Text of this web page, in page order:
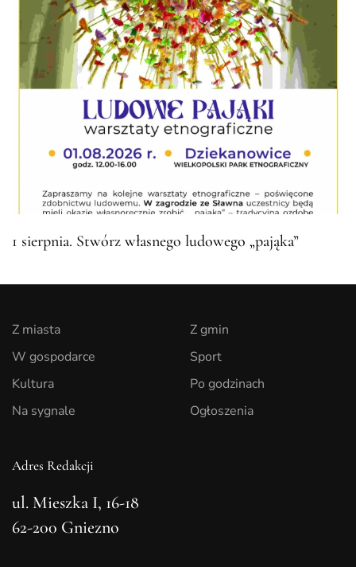
1 sierpnia. Stwórz własnego ludowego „pająka”
Z miasta
W gospodarce
Kultura
Na sygnale
Z gmin
Sport
Po godzinach
Ogłoszenia
Adres Redakcji
ul. Mieszka I, 16-18
62-200 Gniezno